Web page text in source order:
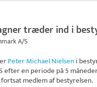
træder ind i
A/S
Peter Michael Nielsen i
efter en periode på 5
medlem af bestyrelsen.